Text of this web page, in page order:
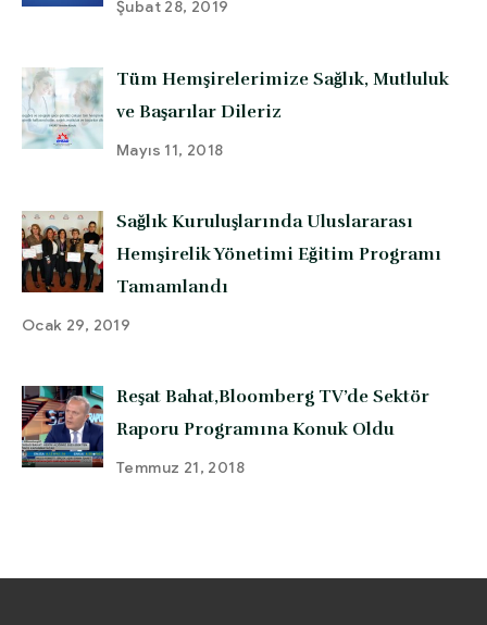
Şubat 28, 2019
Tüm Hemşirelerimize Sağlık, Mutluluk
ve Başarılar Dileriz
Mayıs 11, 2018
Sağlık Kuruluşlarında Uluslararası
Hemşirelik Yönetimi Eğitim Programı
Tamamlandı
Ocak 29, 2019
Reşat Bahat,Bloomberg TV’de Sektör
Raporu Programına Konuk Oldu
Temmuz 21, 2018